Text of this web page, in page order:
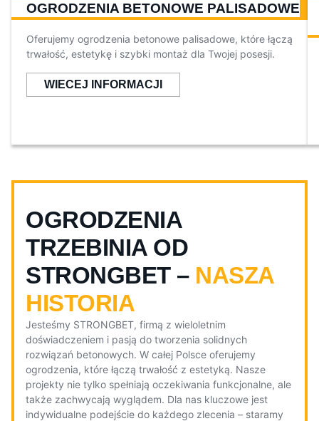
OGRODZENIA BETONOWE PALISADOWE
Oferujemy ogrodzenia betonowe palisadowe, które łączą
trwałość, estetykę i szybki montaż dla Twojej posesji.
WIECEJ INFORMACJI
OGRODZENIA
TRZEBINIA OD
STRONGBET – NASZA
HISTORIA
Jesteśmy STRONGBET, firmą z wieloletnim
doświadczeniem i pasją do tworzenia solidnych
rozwiązań betonowych. W całej Polsce oferujemy
ogrodzenia, które łączą trwałość z estetyką. Nasze
projekty nie tylko spełniają oczekiwania funkcjonalne, ale
także zachwycają wyglądem. Dla nas kluczowe jest
indywidualne podejście do każdego zlecenia – staramy